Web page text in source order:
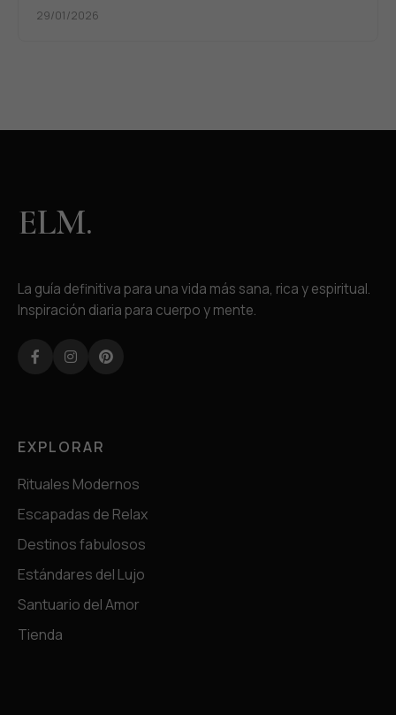
29/01/2026
ELM.
La guía definitiva para una vida más sana, rica y espiritual.
Inspiración diaria para cuerpo y mente.
Facebook
InstagramPinterest
EXPLORAR
Rituales Modernos
Escapadas de Relax
Destinos fabulosos
Estándares del Lujo
Santuario del Amor
Tienda